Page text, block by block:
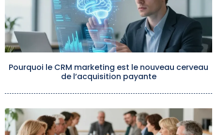
Pourquoi le CRM marketing est le nouveau cerveau
de l’acquisition payante